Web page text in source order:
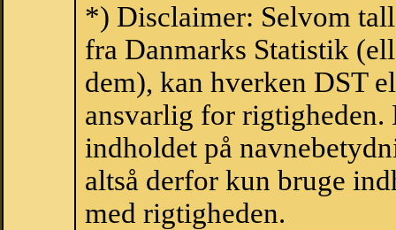
*) Disclaimer: Selvom
fra Danmarks Statistik
dem), kan hverken DST
ansvarlig for
indholdet på
altså derfor kun bruge
med rigtigheden.